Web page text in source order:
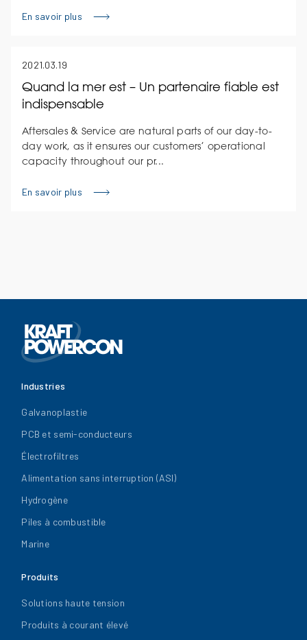
En savoir plus
2021.03.19
Quand la mer est – Un partenaire fiable est
indispensable
Aftersales & Service are natural parts of our day-to-
day work, as it ensures our customers’ operational
capacity throughout our pr...
En savoir plus
Industries
Galvanoplastie
PCB et semi-conducteurs
Électrofiltres
Alimentation sans interruption (ASI)
Hydrogène
Piles à combustible
Marine
Produits
Solutions haute tension
Produits à courant élevé